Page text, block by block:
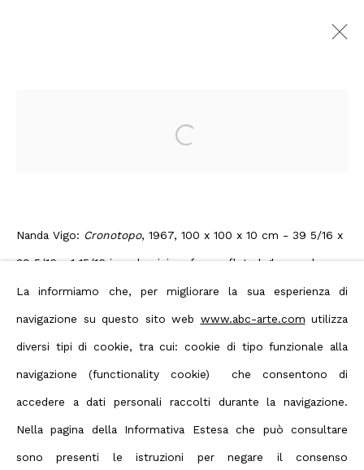
| opere 1963 - 2014
Nanda Vigo: solo Show, curated by
Panoramica
Editoria
Privacy Policy
Manage cookies
Terms & Conditions
Contact us on Whatsapp
Diritti d'autore 2026 ABC ARTE
La informiamo che, per migliorare la sua esperienza di
navigazione su questo sito web www.abc-arte.com utilizza
diversi tipi di cookie, tra cui: cookie di tipo funzionale alla
navigazione (functionality cookie) che consentono di
accedere a dati personali raccolti durante la navigazione.
Nella pagina della Informativa Estesa che può consultare
sono presenti le istruzioni per negare il consenso
Open a larger version of the
Nanda Vigo: Cronotopo, 1967, 100 x 100 x 10 cm - 39 5/16 x
39 5/16 x 1 15/16 ins, aluminium frame, fluted glass and
mirror and neon tube
Condividi